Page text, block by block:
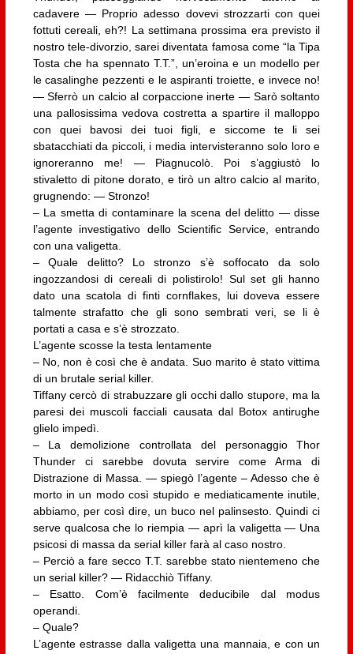
cadavere — Proprio adesso dovevi strozzarti con quei
fottuti cereali, eh?! La settimana prossima era previsto il
nostro tele-divorzio, sarei diventata famosa come “la Tipa
Tosta che ha spennato T.T.”, un’eroina e un modello per
le casalinghe pezzenti e le aspiranti troiette, e invece no!
— Sferrò un calcio al corpaccione inerte — Sarò soltanto
una pallosissima vedova costretta a spartire il malloppo
con quei bavosi dei tuoi figli, e siccome te li sei
sbatacchiati da piccoli, i media intervisteranno solo loro e
ignoreranno me! — Piagnucolò. Poi s’aggiustò lo
stivaletto di pitone dorato, e tirò un altro calcio al marito,
grugnendo: — Stronzo!
– La smetta di contaminare la scena del delitto — disse
l’agente investigativo dello Scientific Service, entrando
con una valigetta.
– Quale delitto? Lo stronzo s’è soffocato da solo
ingozzandosi di cereali di polistirolo! Sul set gli hanno
dato una scatola di finti cornflakes, lui doveva essere
talmente strafatto che gli sono sembrati veri, se li è
portati a casa e s’è strozzato.
L’agente scosse la testa lentamente
– No, non è così che è andata. Suo marito è stato vittima
di un brutale serial killer.
Tiffany cercò di strabuzzare gli occhi dallo stupore, ma la
paresi dei muscoli facciali causata dal Botox antirughe
glielo impedì.
– La demolizione controllata del personaggio Thor
Thunder ci sarebbe dovuta servire come Arma di
Distrazione di Massa. — spiegò l’agente – Adesso che è
morto in un modo così stupido e mediaticamente inutile,
abbiamo, per così dire, un buco nel palinsesto. Quindi ci
serve qualcosa che lo riempia — aprì la valigetta — Una
psicosi di massa da serial killer farà al caso nostro.
– Perciò a fare secco T.T. sarebbe stato nientemeno che
un serial killer? — Ridacchiò Tiffany.
– Esatto. Com’è facilmente deducibile dal modus
operandi.
– Quale?
L’agente estrasse dalla valigetta una mannaia, e con un